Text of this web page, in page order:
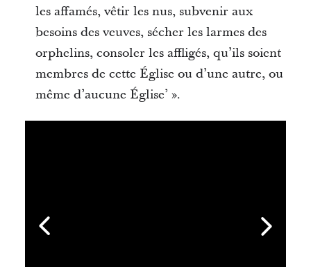
les affamés, vêtir les nus, subvenir aux
besoins des veuves, sécher les larmes des
orphelins, consoler les affligés, qu’ils soient
membres de cette Église ou d’une autre, ou
même d’aucune Église’ ».